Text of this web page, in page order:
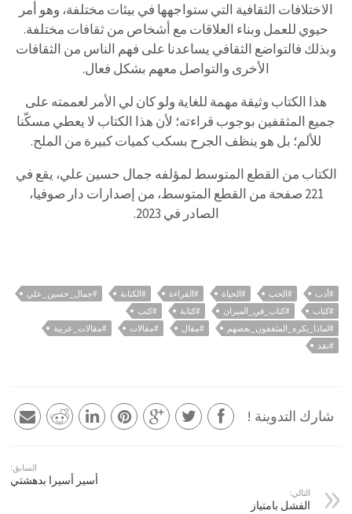
الاختلافات الثقافية التي ستواجهها في بيئات مختلفة، وهو أمر
حيوي للعمل وبناء العلاقات مع أشخاص من ثقافات مختلفة.
وبذلك فالتواضع الثقافي يساعدنا على فهم الناس من الثقافات
الأخرى والتواصل معهم بشكل فعال.
هذا الكتاب وثيقة مهمة للغاية ولو كان لي الأمر لعممته على
جميع المثقفين بوجوب قراءته؛ لأن هذا الكتاب لا يعطي مسكّنا
للألم؛ بل هو ينظف الجرح بسكب كميات كبيرة من الملح.
الكتاب من القطع المتوسط لمؤلفه جمال حسين علي، يقع في
221 صفحة من القطع المتوسط، من إصدارات دار صوفيا،
الصادر في 2023.
#أدب #الحب #الحياة #القراءة #الكتابة
#جمال_حسين_علي
#كتاب
#كتاب_في_الميزان #كتابة
#كتب
#لماذا_يكره_المثقفون_بعضهم
#مقال #مقالات
#مقالات_عربية
#نقد
شارك التدوينة !
السابق:
أسير أسيرا بدهشتي
التالي:
الفشل بامتياز